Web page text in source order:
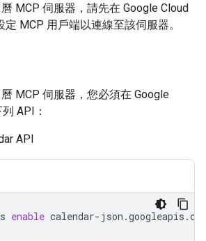
MCP 伺服器，請先在 Google Cloud
MCP 用戶端以連線至該伺服器。
MCP 伺服器，您必須在 Google
API：
API
enable calendar-